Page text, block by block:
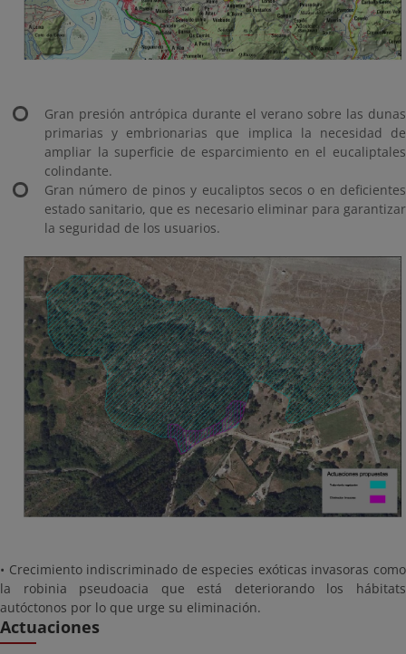
Gran presión antrópica durante el verano sobre las dunas
primarias y embrionarias que implica la necesidad de
ampliar la superficie de esparcimiento en el eucaliptales
colindante.
Gran número de pinos y eucaliptos secos o en deficientes
estado sanitario, que es necesario eliminar para garantizar
la seguridad de los usuarios.
• Crecimiento indiscriminado de especies exóticas invasoras como
la robinia pseudoacia que está deteriorando los hábitats
autóctonos por lo que urge su eliminación.
Actuaciones